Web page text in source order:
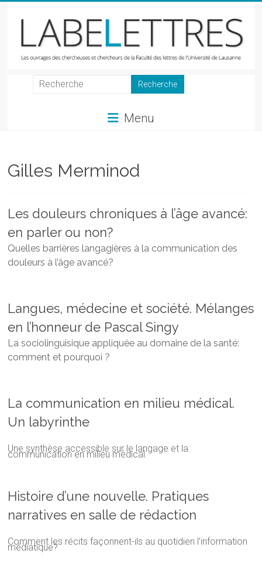
LabeLettres
et
chercheurs
Faculté
des
lettres
Menu
Gilles Merminod
Les douleurs chroniques à l’âge avancé:
en parler ou non?
Quelles barrières langagières à la communication des
douleurs à l’âge avancé?
Langues, médecine et société. Mélanges
en l’honneur de Pascal Singy
La sociolinguisique appliquée au domaine de la santé:
comment et pourquoi ?
La communication en milieu médical.
Un labyrinthe
Une synthèse accessible sur le langage et la
communication en milieu médical.
Histoire d’une nouvelle. Pratiques
narratives en salle de rédaction
Comment les récits façonnent-ils au quotidien l’information
médiatique?